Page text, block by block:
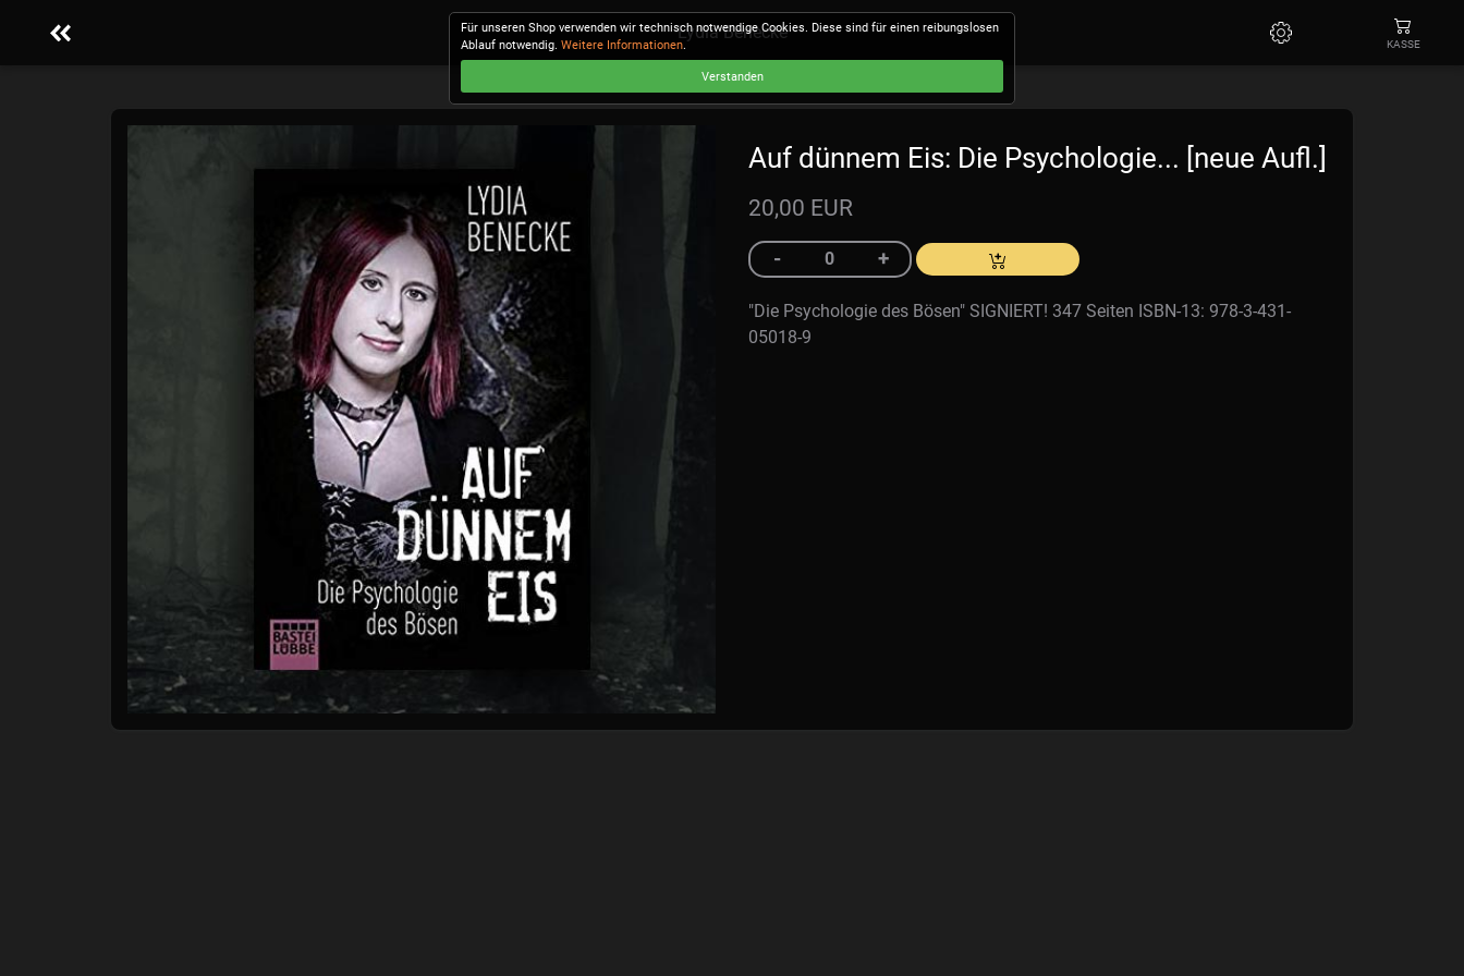
Lydia Benecke
KASSE
Auf dünnem Eis: Die Psychologie... [neue Aufl.]
20,00 EUR
"Die Psychologie des Bösen" SIGNIERT! 347 Seiten ISBN-13: 978-3-431-
05018-9
Für unseren Shop verwenden wir technisch notwendige Cookies. Diese sind für einen reibungslosen
Ablauf notwendig. Weitere Informationen.
Verstanden